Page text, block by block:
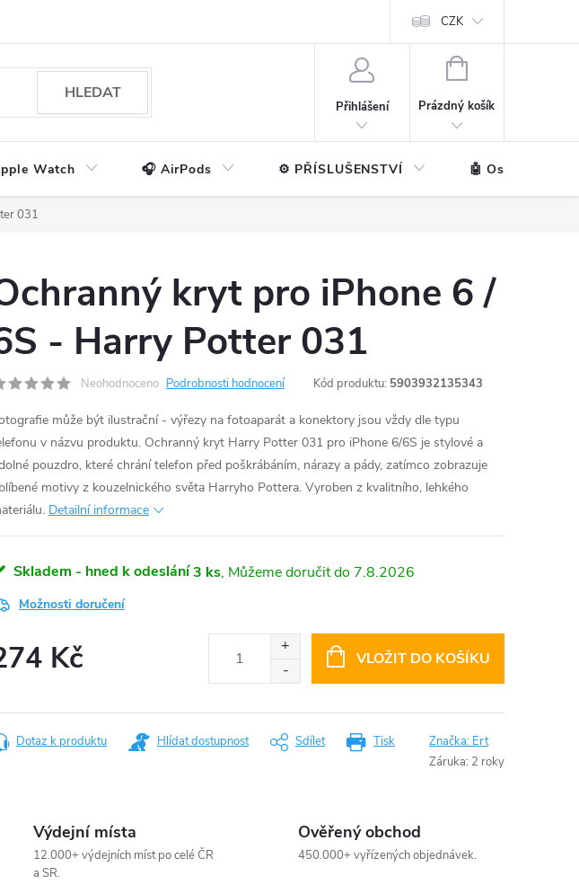
CZK
HLEDAT
Přihlášení
NÁKUPNÍ
Prázdný košík
Watch 🎧 AirPods ⚙️ PŘÍSLUŠENSTVÍ 🤖 Ostatní
031
kryt pro iPhone 6 /
- Harry Potter 031
Neohodnoceno Podrobnosti hodnocení Kód produktu: 5903932135343
může být ilustrační - výřezy na fotoaparát a konektory jsou vždy dle typu
v názvu produktu. Ochranný kryt Harry Potter 031 pro iPhone 6/6S je stylové a
pouzdro, které chrání telefon před poškrábáním, nárazy a pády, zatímco zobrazuje
motivy z kouzelnického světa Harryho Pottera. Vyroben z kvalitního, lehkého
Detailní informace
Skladem - hned k odeslání3 ks 7.8.2026
Možnosti doručení
Kč VLOŽIT DO KOŠÍKU
Tisk
Dotaz k produktu Hlídat dostupnost Sdílet Značka: Ert
Záruka: 2 roky
Výdejní místa
12.000+ výdejních míst po celé ČR
a SR.
Ověřený obchod
450.000+ vyřízených objednávek.